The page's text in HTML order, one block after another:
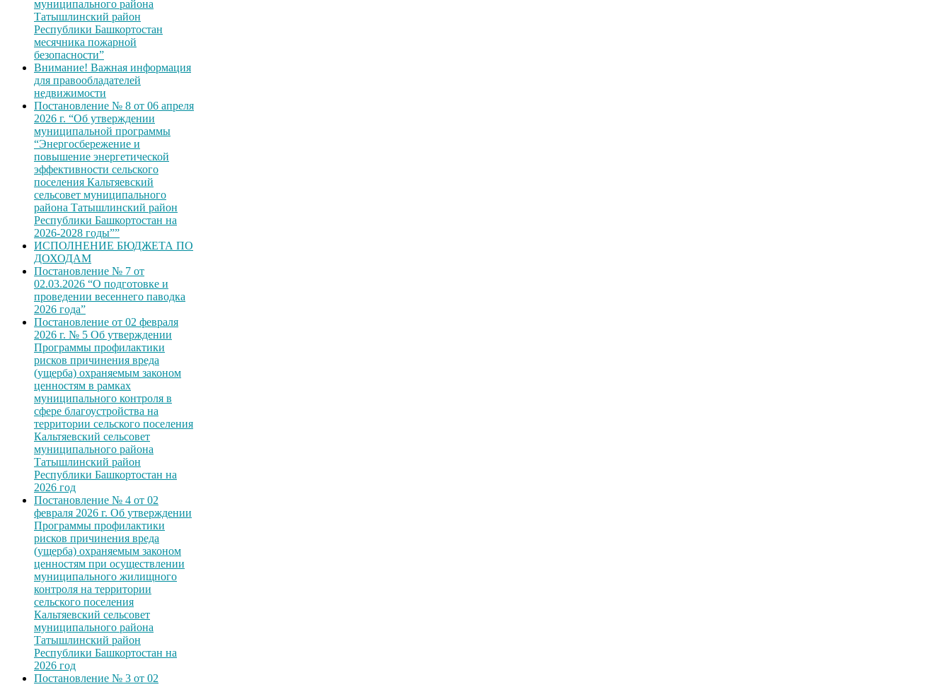
муниципального района
Татышлинский район
Республики Башкортостан
месячника пожарной
безопасности”
Внимание! Важная информация
для правообладателей
недвижимости
Постановление № 8 от 06 апреля
2026 г. “Об утверждении
муниципальной программы
“Энергосбережение и
повышение энергетической
эффективности сельского
поселения Кальтяевский
сельсовет муниципального
района Татышлинский район
Республики Башкортостан на
2026-2028 годы””
ИСПОЛНЕНИЕ БЮДЖЕТА ПО
ДОХОДАМ
Постановление № 7 от
02.03.2026 “О подготовке и
проведении весеннего паводка
2026 года”
Постановление от 02 февраля
2026 г. № 5 Об утверждении
Программы профилактики
рисков причинения вреда
(ущерба) охраняемым законом
ценностям в рамках
муниципального контроля в
сфере благоустройства на
территории сельского поселения
Кальтяевский сельсовет
муниципального района
Татышлинский район
Республики Башкортостан на
2026 год
Постановление № 4 от 02
февраля 2026 г. Об утверждении
Программы профилактики
рисков причинения вреда
(ущерба) охраняемым законом
ценностям при осуществлении
муниципального жилищного
контроля на территории
сельского поселения
Кальтяевский сельсовет
муниципального района
Татышлинский район
Республики Башкортостан на
2026 год
Постановление № 3 от 02